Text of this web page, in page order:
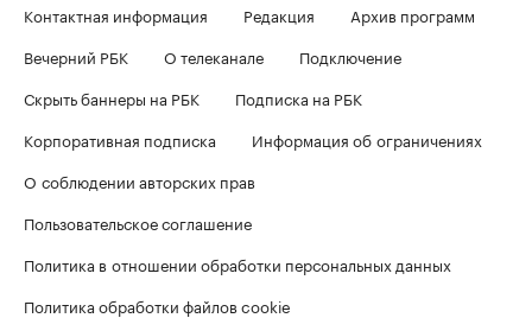
Контактная информация Редакция
Архив программ
Вечерний РБК
О телеканале
Подключение
Скрыть баннеры на РБК
Подписка на РБК
Корпоративная подписка
Информация об ограничениях
О соблюдении авторских прав
Пользовательское соглашение
Политика в отношении обработки персональных данных
Политика обработки файлов cookie